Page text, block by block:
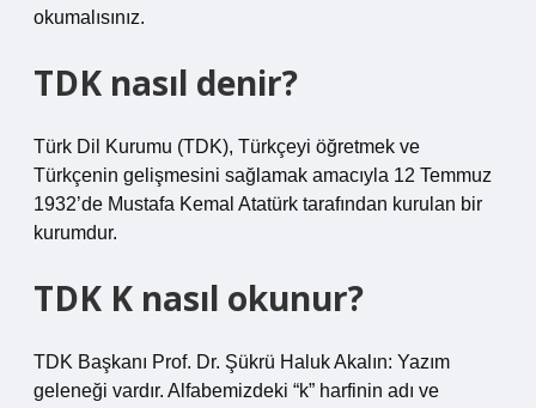
okumalısınız.
TDK nasıl denir?
Türk Dil Kurumu (TDK), Türkçeyi öğretmek ve
Türkçenin gelişmesini sağlamak amacıyla 12 Temmuz
1932’de Mustafa Kemal Atatürk tarafından kurulan bir
kurumdur.
TDK K nasıl okunur?
TDK Başkanı Prof. Dr. Şükrü Haluk Akalın: Yazım
geleneği vardır. Alfabemizdeki “k” harfinin adı ve